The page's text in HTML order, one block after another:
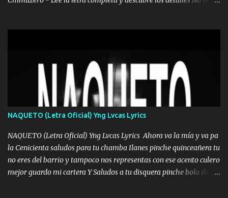
❌ www.elnorteduro.com ❌ Yo No limito los Sueños , si no existe
Uno pues Hallamos Modos , Si me caigo me Levanto, Aprendo Del
Error Y me sacudo El Lodo ❌ www.elnorteduro.com ❌ El Dinero
No me falta Pero Tampoco me Estorba , Por Eso Manejo Todo
Bien Regido Por mis Normas . Aquí no Se Sufre de Ego vengo Desde
Abajo y me costó subir Fue Con Trabajo Y Esfuerzo, Nada es
Regalado Me Super Invertir A Mí lado Una Princesa que A pesar de
Todo Siempre a estado ahí . Hecho pa...
NAQUETO (Letra Oficial) Yng Lvcas Lyrics
NAQUETO (Letra Oficial) Yng Lvcas Lyrics Ahora va la mía y va pa
la Cenicienta saludos para tu chamba Ilanes pinche quinceañera tu
no eres del barrio y tampoco nos representas con ese acento culero
mejor guardo mi cartera Y Saludos a tu disquera pinche bola de